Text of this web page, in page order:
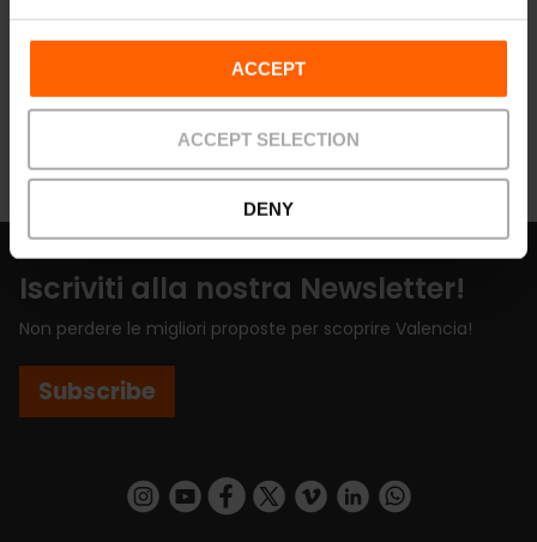
ACCEPT
ACCEPT SELECTION
DENY
Email*
Iscriviti alla nostra Newsletter!
Non perdere le migliori proposte per scoprire Valencia!
Subscribe
https://www.instagram.com/visit_valencia/
https://www.youtube.com/user/
https://www.facebook.com/
https://twitter.com/VisitaValencia
https://vimeo.com/
https://www.linkedin.com/company/turismo-valencia/https://api.whatsapp.com/send/